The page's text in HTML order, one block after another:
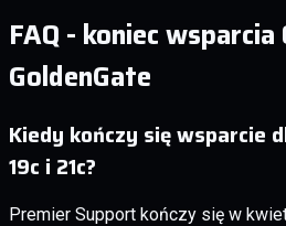
FAQ - koniec wsparcia
GoldenGate
Kiedy kończy się wsparcie
19c i 21c?
Premier Support kończy się w